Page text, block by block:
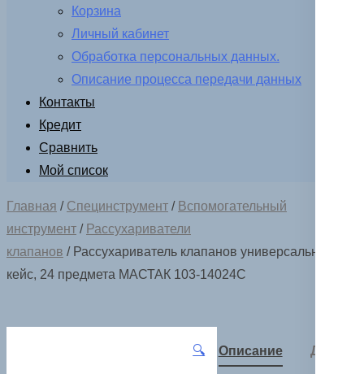
Корзина
Личный кабинет
Обработка персональных данных.
Описание процесса передачи данных
Контакты
Кредит
Сравнить
Мой список
Главная / Специнструмент / Вспомогательный
инструмент / Рассухариватели
клапанов / Рассухариватель клапанов универсальный,
кейс, 24 предмета МАСТАК 103-14024C
🔍 Описание Детали